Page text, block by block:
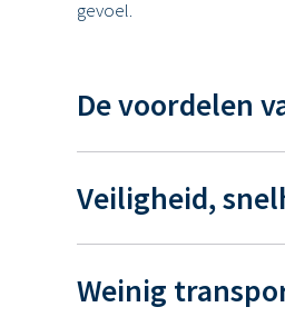
gevoel.
De voordelen
Veiligheid,
Weinig